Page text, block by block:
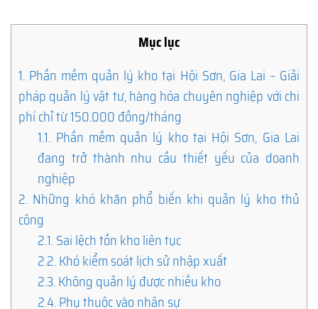
Mục lục
1. Phần mềm quản lý kho tại Hội Sơn, Gia Lai – Giải
pháp quản lý vật tư, hàng hóa chuyên nghiệp với chi
phí chỉ từ 150.000 đồng/tháng
1.1. Phần mềm quản lý kho tại Hội Sơn, Gia Lai
đang trở thành nhu cầu thiết yếu của doanh
nghiệp
2. Những khó khăn phổ biến khi quản lý kho thủ
công
2.1.Sai lệch tồn kho liên tục
2.2.Khó kiểm soát lịch sử nhập xuất
2.3.Không quản lý được nhiều kho
2.4.Phụ thuộc vào nhân sự